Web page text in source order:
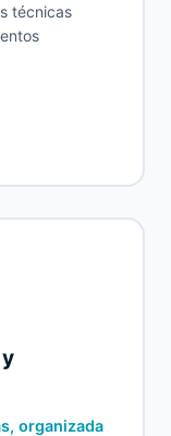
técnicas
organizada